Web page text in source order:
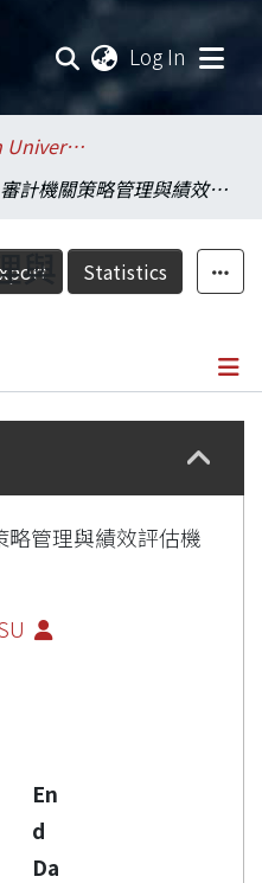
Log In
.National Taiwan University / 國立臺灣大學
審計機關策略管理與績效評估機制
Statistics
與
略管理與績效評估機
En
d
Da